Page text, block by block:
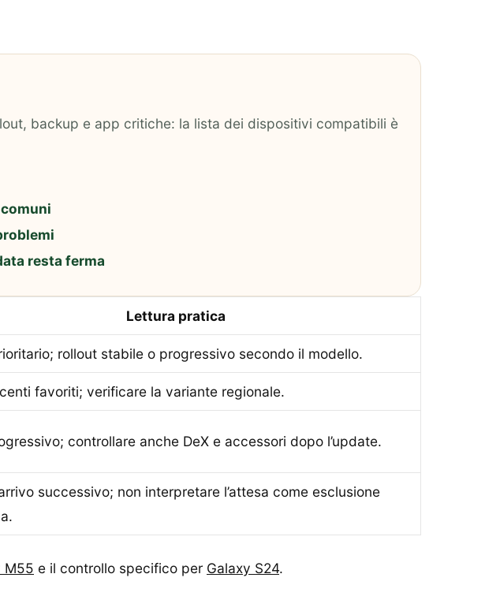
backup e app critiche: la lista dei dispositivi compatibili è
resta ferma
Lettura pratica
rollout stabile o progressivo secondo il modello.
favoriti; verificare la variante regionale.
controllare anche DeX e accessori dopo l’update.
successivo; non interpretare l’attesa come esclusione
M55 e il controllo specifico per Galaxy S24.